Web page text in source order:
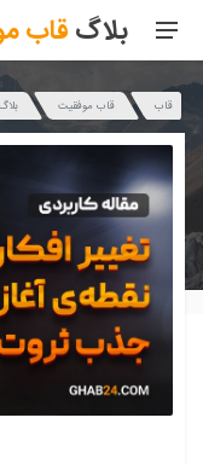
بلاگقاب
قاب قاب موفقیت بلاگ